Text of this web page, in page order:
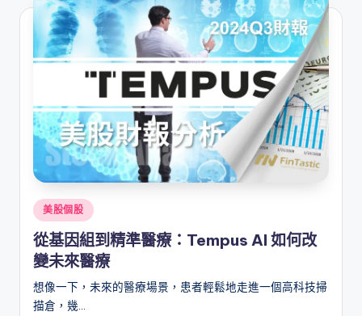
Posted
in
美股個股
從基因組到精準醫療：Tempus AI 如何改
變未來醫療
想像一下，未來的醫療場景，患者輕鬆地走進一個高科技掃
描倉，幾…